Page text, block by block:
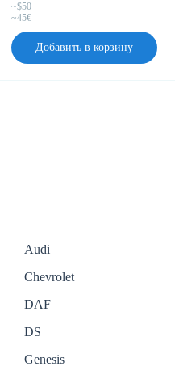
~$50
~45€
Добавить в корзину
Audi
Chevrolet
DAF
DS
Genesis